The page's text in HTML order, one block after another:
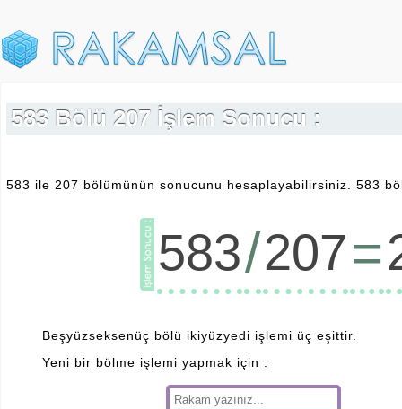
583 Bölü 207 İşlem Sonucu :
583 ile 207 bölümünün sonucunu hesaplayabilirsiniz. 583
583/207=
Beşyüzseksenüç bölü ikiyüzyedi işlemi üç eşittir.
Yeni bir bölme işlemi yapmak için :